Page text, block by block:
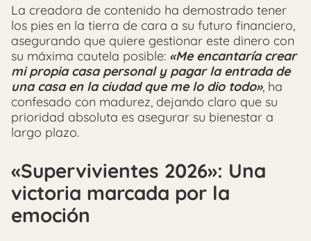
La creadora de contenido ha demostrado tener
los pies en la tierra de cara a su futuro financiero,
asegurando que quiere gestionar este dinero con
su máxima cautela posible: «Me encantaría crear
mi propia casa personal y pagar la entrada de
una casa en la ciudad que me lo dio todo», ha
confesado con madurez, dejando claro que su
prioridad absoluta es asegurar su bienestar a
largo plazo.
«Supervivientes 2026»: Una
victoria marcada por la
emoción